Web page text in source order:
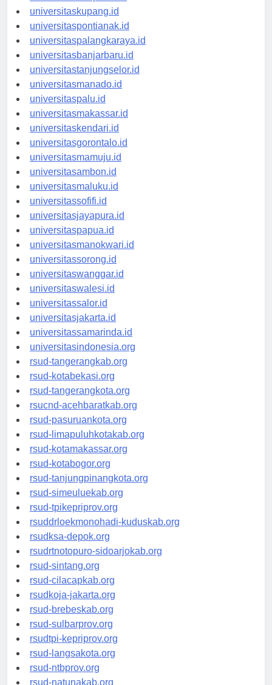
universitasdenpasar.id
universitaskupang.id
universitaspontianak.id
universitaspalangkaraya.id
universitasbanjarbaru.id
universitastanjungselor.id
universitasmanado.id
universitaspalu.id
universitasmakassar.id
universitaskendari.id
universitasgorontalo.id
universitasmamuju.id
universitasambon.id
universitasmaluku.id
universitassofifi.id
universitasjayapura.id
universitaspapua.id
universitasmanokwari.id
universitassorong.id
universitaswanggar.id
universitaswalesi.id
universitassalor.id
universitasjakarta.id
universitassamarinda.id
universitasindonesia.org
rsud-tangerangkab.org
rsud-kotabekasi.org
rsud-tangerangkota.org
rsucnd-acehbaratkab.org
rsud-pasuruankota.org
rsud-limapuluhkotakab.org
rsud-kotamakassar.org
rsud-kotabogor.org
rsud-tanjungpinangkota.org
rsud-simeuluekab.org
rsud-tpikepriprov.org
rsuddrloekmonohadi-kuduskab.org
rsudksa-depok.org
rsudrtnotopuro-sidoarjokab.org
rsud-sintang.org
rsud-cilacapkab.org
rsudkoja-jakarta.org
rsud-brebeskab.org
rsud-sulbarprov.org
rsudtpi-kepriprov.org
rsud-langsakota.org
rsud-ntbprov.org